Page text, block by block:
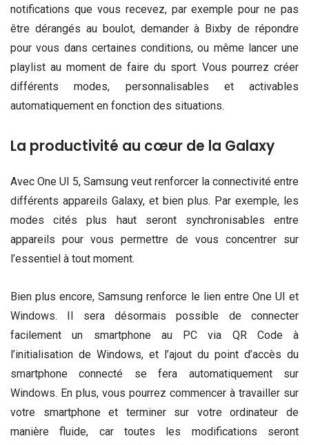
notifications que vous recevez, par exemple pour ne pas
être dérangés au boulot, demander à Bixby de répondre
pour vous dans certaines conditions, ou même lancer une
playlist au moment de faire du sport. Vous pourrez créer
différents modes, personnalisables et activables
automatiquement en fonction des situations.
La productivité au cœur de la Galaxy
Avec One UI 5, Samsung veut renforcer la connectivité entre
différents appareils Galaxy, et bien plus. Par exemple, les
modes cités plus haut seront synchronisables entre
appareils pour vous permettre de vous concentrer sur
l’essentiel à tout moment.
Bien plus encore, Samsung renforce le lien entre One UI et
Windows. Il sera désormais possible de connecter
facilement un smartphone au PC via QR Code à
l’initialisation de Windows, et l’ajout du point d’accès du
smartphone connecté se fera automatiquement sur
Windows. En plus, vous pourrez commencer à travailler sur
votre smartphone et terminer sur votre ordinateur de
manière fluide, car toutes les modifications seront